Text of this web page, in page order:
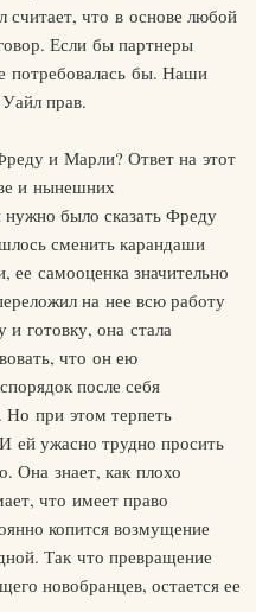
считает, что в основе любой
Если бы партнеры
потребовалась бы. Наши
прав.
и Марли? Ответ на этот
и нынешних
было сказать Фреду
сменить карандаши
ее самооценка значительно
на нее всю работу
и готовку, она стала
что он ею
после себя
Но при этом терпеть
ей ужасно трудно просить
Она знает, как плохо
что имеет право
копится возмущение
Так что превращение
новобранцев, остается ее